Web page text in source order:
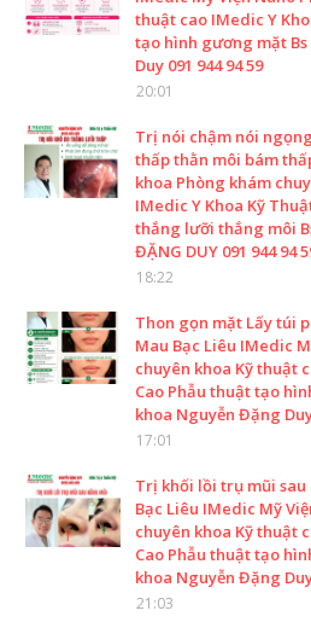
thuật cao IMedic Y
tạo hình gương mặt
Duy 091 944 94 59
20:01
Trị nói chậm nói
thấp thằn môi bám
khoa Phòng khám
IMedic Y Khoa Kỹ
thắng lưỡi thắng môi
ĐẶNG DUY 091 944 94
18:22
Thon gọn mặt Lấy túi
Mau Bạc Liêu IMedic
chuyên khoa Kỹ thuật
Cao Phẫu thuật tạo
khoa Nguyễn Đặng Duy
17:01
Trị khối lồi trụ mũi sau
Bạc Liêu IMedic Mỹ
chuyên khoa Kỹ thuật
Cao Phẫu thuật tạo
khoa Nguyễn Đặng Duy
21:03